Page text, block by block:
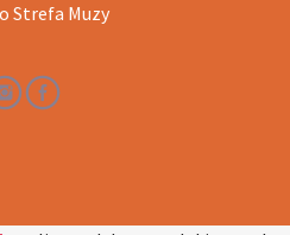
Strefa Muzy